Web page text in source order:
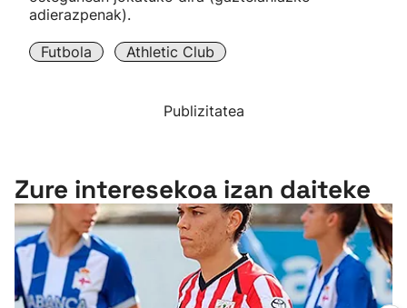
adierazpenak).
Futbola Athletic Club
Publizitatea
Zure interesekoa izan daiteke